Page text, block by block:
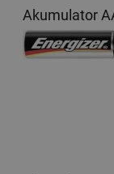
Akumulator